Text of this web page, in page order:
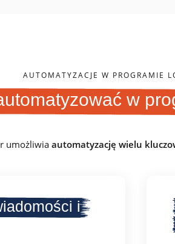
AUTOMATYZACJE W PROGRAMIE
w
umożliwiaautomatyzację wielu
i